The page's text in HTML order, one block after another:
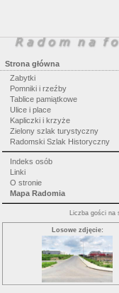
Strona główna
Zabytki
Pomniki i rzeźby
Tablice pamiątkowe
Ulice i place
Kapliczki i krzyże
Zielony szlak turystyczny
Radomski Szlak Historyczny
Indeks osób
Linki
O stronie
Mapa Radomia
Liczba gości na
Losowe zdjęcie: